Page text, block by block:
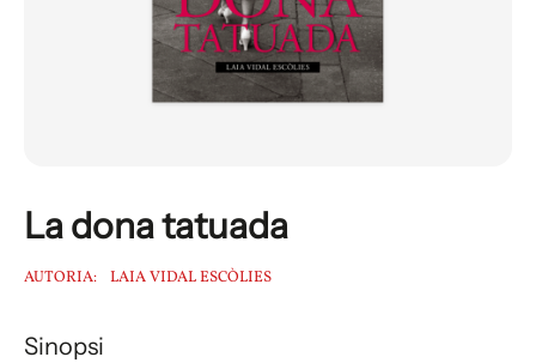
La dona tatuada
AUTORIA: LAIA VIDAL ESCÒLIES
Sinopsi